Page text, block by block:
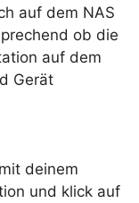
auf dem NAS
ob die
auf dem
Gerät
deinem
und klick auf